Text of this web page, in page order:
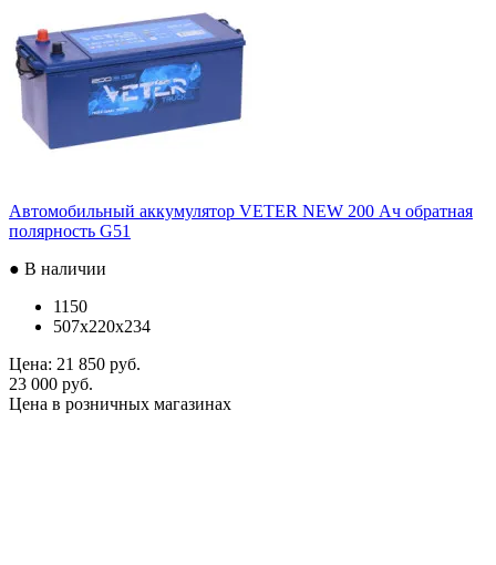
Автомобильный аккумулятор VETER NEW 200 Ач обратная
полярность G51
● В наличии
1150
507x220x234
Цена: 21 850 руб.
23 000 руб.
Цена в розничных магазинах